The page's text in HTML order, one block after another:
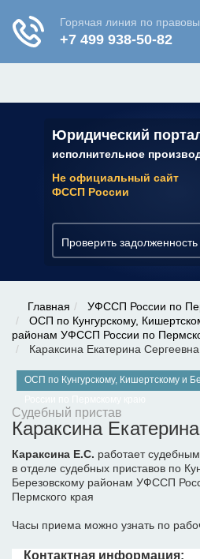
Юридический
исполнительное
Не официальный сайт
ФССП России
Проверить задолженность
✆ 7 (800) 350-22-64
Главная
УФССП России по
ОСП по Кунгурскому,
районам УФССП России по
Караксина Екатерина Сергеевна
ОСП по Кунгурскому, Кишертскому и
Судебный пристав
Караксина
Караксина Е.С. работает
в отделе судебных приставов по
Березовскому районам УФССП
Пермского края
Часы приема можно узнать по
Контактная информация: